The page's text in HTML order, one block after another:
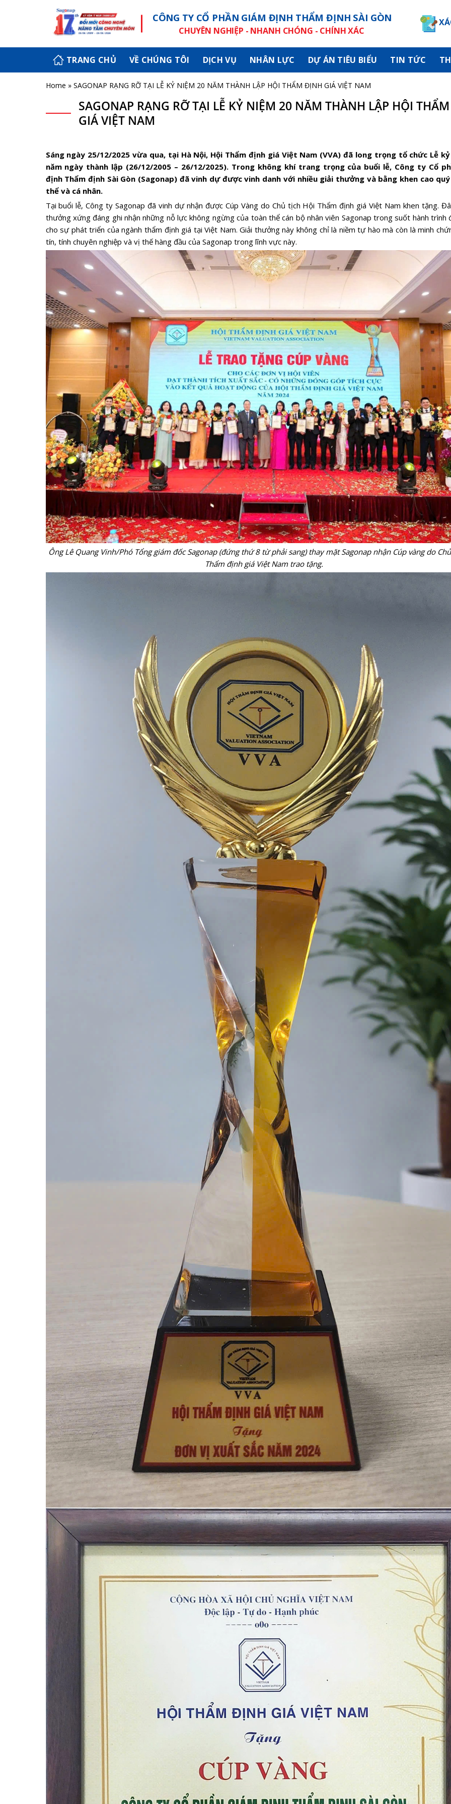
CÔNG TY CỔ PHẦN GIÁM ĐỊNH THẨM ĐỊNH SÀI GÒN
CHUYÊN NGHIỆP - NHANH CHÓNG - CHÍNH XÁC
TRANG CHỦ VỀ CHÚNG TÔI DỊCH VỤ NHÂN LỰC DỰ ÁN TIÊU BIỂU TIN TỨC
Home » SAGONAP RẠNG RỠ TẠI LỄ KỶ NIỆM 20 NĂM THÀNH LẬP HỘI THẨM ĐỊNH GIÁ VIỆT NAM
SAGONAP RẠNG RỠ TẠI LỄ KỶ NIỆM 20 NĂM THÀNH LẬP HỘI
GIÁ VIỆT NAM
Sáng ngày 25/12/2025 vừa qua, tại Hà Nội, Hội Thẩm định giá Việt Nam (VVA) đã long trọng tổ chức Lễ
năm ngày thành lập (26/12/2005 – 26/12/2025). Trong không khí trang trọng của buổi lễ, Công ty Cổ
định Thẩm định Sài Gòn (Sagonap) đã vinh dự được vinh danh với nhiều giải thưởng và bằng khen cao
thể và cá nhân.
Tại buổi lễ, Công ty Sagonap đã vinh dự nhận được Cúp Vàng do Chủ tịch Hội Thẩm định giá Việt Nam khen tặng.
thưởng xứng đáng ghi nhận những nỗ lực không ngừng của toàn thể cán bộ nhân viên Sagonap trong suốt hành trình
cho sự phát triển của ngành thẩm định giá tại Việt Nam. Giải thưởng này không chỉ là niềm tự hào mà còn là minh
tín, tính chuyên nghiệp và vị thế hàng đầu của Sagonap trong lĩnh vực này.
Ông Lê Quang Vinh/Phó Tổng giám đốc Sagonap (đứng thứ 8 từ phải sang) thay mặt Sagonap nhận Cúp vàng do
Thẩm định giá Việt Nam trao tặng.